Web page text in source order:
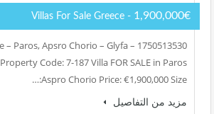
1,900,000€
- Villas For Sale Greece
– Paros, Apsro Chorio – Glyfa – 1750513530
Code: 7-187 Villa FOR SALE in Paros
Aspro Chorio Price: €1,900,000 Size:…
مزيد من التفاصيل